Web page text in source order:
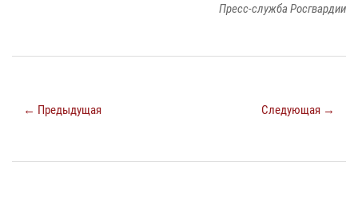
Пресс-служба Росгвардии
← Предыдущая Следующая →